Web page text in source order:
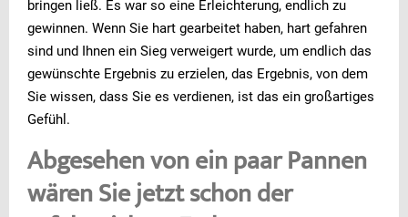
bringen ließ. Es war so eine Erleichterung, endlich zu
gewinnen. Wenn Sie hart gearbeitet haben, hart gefahren
sind und Ihnen ein Sieg verweigert wurde, um endlich das
gewünschte Ergebnis zu erzielen, das Ergebnis, von dem
Sie wissen, dass Sie es verdienen, ist das ein großartiges
Gefühl.
Abgesehen von ein paar Pannen
wären Sie jetzt schon der